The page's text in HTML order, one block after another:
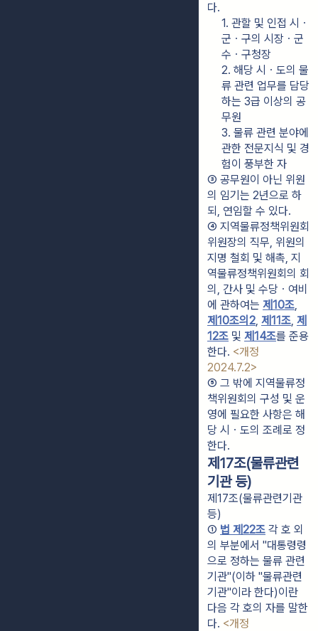
다.
1. 관할 및 인접 시ㆍ
군ㆍ구의 시장ㆍ군
수ㆍ구청장
2. 해당 시ㆍ도의 물
류 관련 업무를 담당
하는 3급 이상의 공
무원
3. 물류 관련 분야에
관한 전문지식 및 경
험이 풍부한 자
③ 공무원이 아닌 위원
의 임기는 2년으로 하
되, 연임할 수 있다.
④ 지역물류정책위원회
위원장의 직무, 위원의
지명 철회 및 해촉, 지
역물류정책위원회의 회
의, 간사 및 수당ㆍ여비
에 관하여는 제10조
제10조의2, 제11조, 제
12조 및 제14조를 준용
한다. <개정
2024.7.2>
⑤ 그 밖에 지역물류정
책위원회의 구성 및 운
영에 필요한 사항은 해
당 시ㆍ도의 조례로 정
한다.
제17조(물류관련
기관 등)
제17조(물류관련기관
등)
① 법 제22조 각 호 외
의 부분에서 "대통령령
으로 정하는 물류 관련
기관"(이하 "물류관련
기관"이라 한다)이란
다음 각 호의 자를 말한
다. <개정